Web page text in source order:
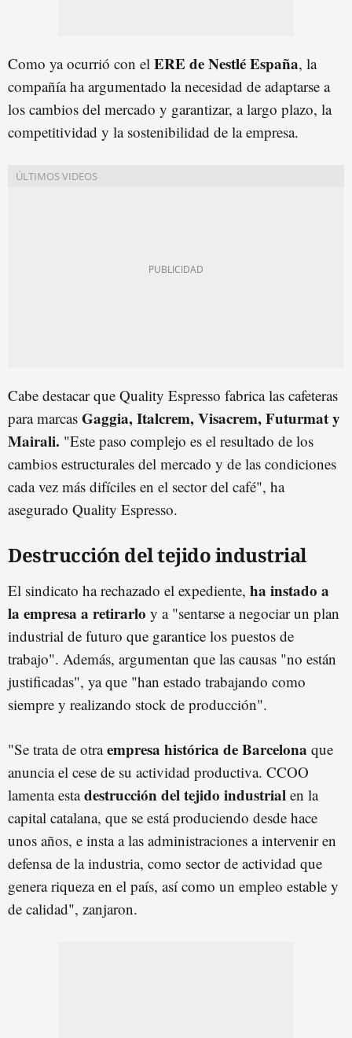
Como ya ocurrió con el ERE de Nestlé España, la
compañía ha argumentado la necesidad de adaptarse a
los cambios del mercado y garantizar, a largo plazo, la
competitividad y la sostenibilidad de la empresa.
Cabe destacar que Quality Espresso fabrica las cafeteras
para marcas Gaggia,Italcrem, Visacrem,Futurmat y
Mairali. "Este paso complejo es el resultado de los
cambios estructurales del mercado y de las condiciones
cada vez más difíciles en el sector del café", ha
asegurado Quality Espresso.
Destrucción del tejido industrial
El sindicato ha rechazado el expediente, ha instado a
la empresa a retirarlo y a "sentarse a negociar un plan
industrial de futuro que garantice los puestos de
trabajo". Además, argumentan que las causas "no están
justificadas", ya que "han estado trabajando como
siempre y realizando stock de producción".
"Se trata de otraempresa histórica de Barcelona que
anuncia el cese de su actividad productiva. CCOO
lamenta esta destrucción del tejido industrial en la
capital catalana, que se está produciendo desde hace
unos años, e insta a las administraciones a intervenir en
defensa de la industria, como sector de actividad que
genera riqueza en el país, así como un empleo estable y
de calidad", zanjaron.